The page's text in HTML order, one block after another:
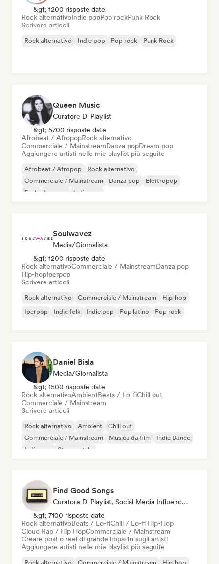
&gt; 1200 risposte date
Rock alternativoIndie popPop rockPunk Rock
Scrivere articoli
Rock alternativo Indie pop Pop rock Punk Rock
Queen Music
Curatore Di Playlist
&gt; 5700 risposte date
Afrobeat / AfropopRock alternativo
Commerciale / MainstreamDanza popDream pop
Aggiungere artisti nelle mie playlist più seguite
Afrobeat / Afropop
Rock alternativo
Commerciale / Mainstream
Danza pop
Elettropop
Funk
Iperpop Indie pop
Soulwavez
Media/Giornalista
&gt; 1200 risposte date
Rock alternativoCommerciale / MainstreamDanza pop
Hip-hopIperpop
Scrivere articoli
Rock alternativo Commerciale / Mainstream
Hip-hop
Iperpop
Indie folk Indie pop Pop latino Pop rock
Daniel Bisla
Media/Giornalista
&gt; 1500 risposte date
Rock alternativoAmbientBeats / Lo-fiChill out
Commerciale / Mainstream
Scrivere articoli
Rock alternativo Ambient
Chill out
Commerciale / Mainstream
Musica da film
Indie Dance
Indie pop
Strumentale
Find Good Songs
Curatore Di Playlist, Social Media Influencer
&gt; 7100 risposte date
Rock alternativoBeats / Lo-fiChill / Lo-fi Hip-Hop
Cloud Rap / Hip HopCommerciale / Mainstream
Creare post o reel di grande impatto sugli artisti
Aggiungere artisti nelle mie playlist più seguite
Rock alternativo Commerciale / Mainstream Hip-hop